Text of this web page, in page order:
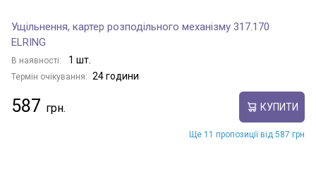
Ущільнення, картер розподільного механізму 317.170
ELRING
В наявності: 1 шт.
Термін очікування: 24 години
587 КУПИТИ
Ще 11 пропозиції від 587 грн